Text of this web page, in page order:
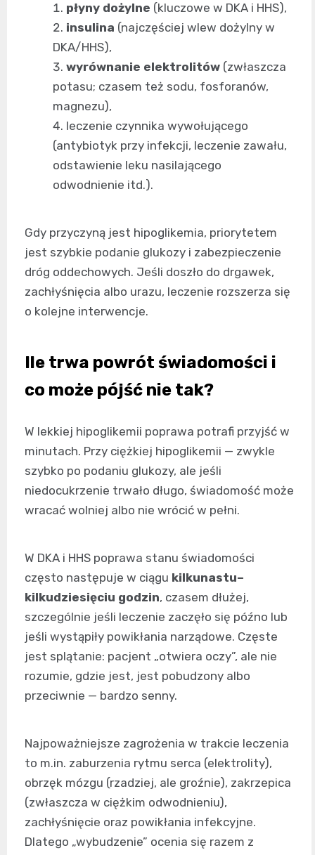
płyny dożylne (kluczowe w DKA i HHS),
insulina (najczęściej wlew dożylny w
DKA/HHS),
wyrównanie elektrolitów (zwłaszcza
potasu; czasem też sodu, fosforanów,
magnezu),
leczenie czynnika wywołującego
(antybiotyk przy infekcji, leczenie zawału,
odstawienie leku nasilającego
odwodnienie itd.).
Gdy przyczyną jest hipoglikemia, priorytetem
jest szybkie podanie glukozy i zabezpieczenie
dróg oddechowych. Jeśli doszło do drgawek,
zachłyśnięcia albo urazu, leczenie rozszerza się
o kolejne interwencje.
Ile trwa powrót świadomości i
co może pójść nie tak?
W lekkiej hipoglikemii poprawa potrafi przyjść w
minutach. Przy ciężkiej hipoglikemii — zwykle
szybko po podaniu glukozy, ale jeśli
niedocukrzenie trwało długo, świadomość może
wracać wolniej albo nie wrócić w pełni.
W DKA i HHS poprawa stanu świadomości
często następuje w ciągu kilkunastu–
kilkudziesięciu godzin, czasem dłużej,
szczególnie jeśli leczenie zaczęło się późno lub
jeśli wystąpiły powikłania narządowe. Częste
jest splątanie: pacjent „otwiera oczy”, ale nie
rozumie, gdzie jest, jest pobudzony albo
przeciwnie — bardzo senny.
Najpoważniejsze zagrożenia w trakcie leczenia
to m.in. zaburzenia rytmu serca (elektrolity),
obrzęk mózgu (rzadziej, ale groźnie), zakrzepica
(zwłaszcza w ciężkim odwodnieniu),
zachłyśnięcie oraz powikłania infekcyjne.
Dlatego „wybudzenie” ocenia się razem z